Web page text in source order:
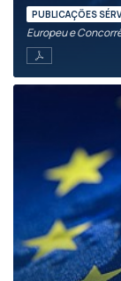
PUBLICAÇÕES
Europeu e